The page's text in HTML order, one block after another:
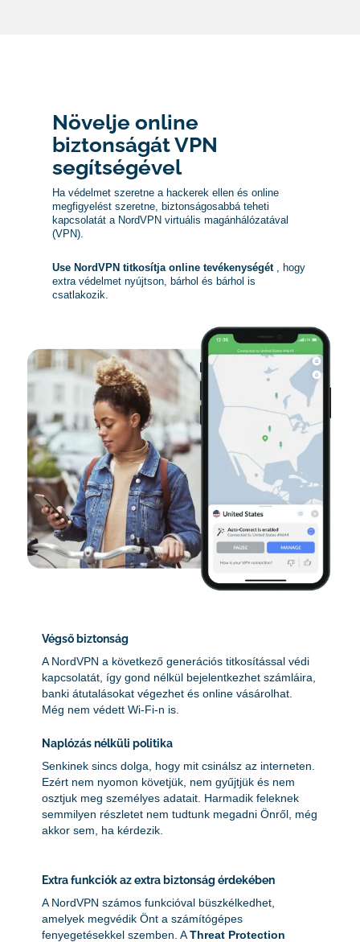
Növelje online
biztonságát VPN
segítségével
Ha védelmet szeretne a hackerek ellen és online
megfigyelést szeretne, biztonságosabbá teheti
kapcsolatát a NordVPN virtuális magánhálózatával
(VPN).
Use NordVPN titkosítja online tevékenységét, hogy
extra védelmet nyújtson, bárhol és bárhol is
csatlakozik.
Végső biztonság
A NordVPN a következő generációs titkosítással védi
kapcsolatát, így gond nélkül bejelentkezhet számláira,
banki átutalásokat végezhet és online vásárolhat.
Még nem védett Wi-Fi-n is.
Naplózás nélküli politika
Senkinek sincs dolga, hogy mit csinálsz az interneten.
Ezért nem nyomon követjük, nem gyűjtjük és nem
osztjuk meg személyes adatait. Harmadik feleknek
semmilyen részletet nem tudtunk megadni Önről, még
akkor sem, ha kérdezik.
Extra funkciók az extra biztonság érdekében
A NordVPN számos funkcióval büszkélkedhet,
amelyek megvédik Önt a számítógépes
fenyegetésekkel szemben. AThreat Protection